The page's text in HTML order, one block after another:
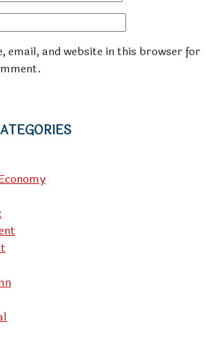
email, and website in this browser for